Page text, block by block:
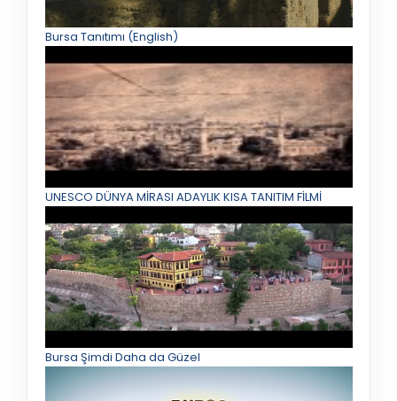
Bursa Tanıtımı (English)
UNESCO DÜNYA MİRASI ADAYLIK KISA TANITIM FİLMİ
Bursa Şimdi Daha da Güzel